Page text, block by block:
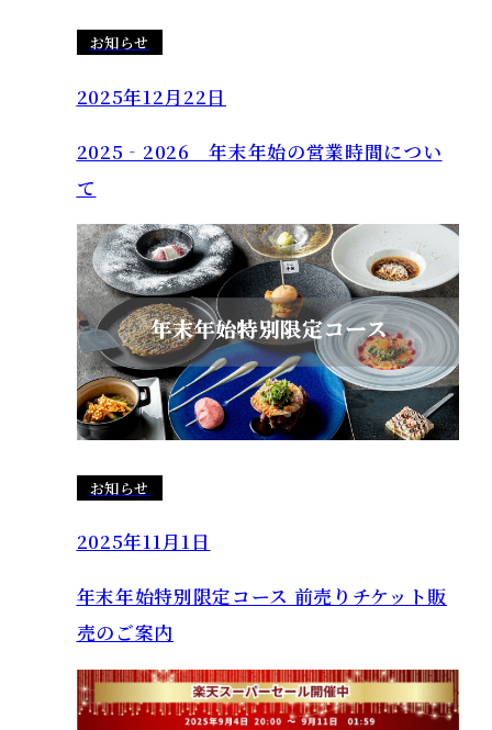
お知らせ
2025年12月22日
2025‐2026 年末年始の営業時間につい
て
お知らせ
2025年11月1日
年末年始特別限定コース 前売りチケット販
売のご案内